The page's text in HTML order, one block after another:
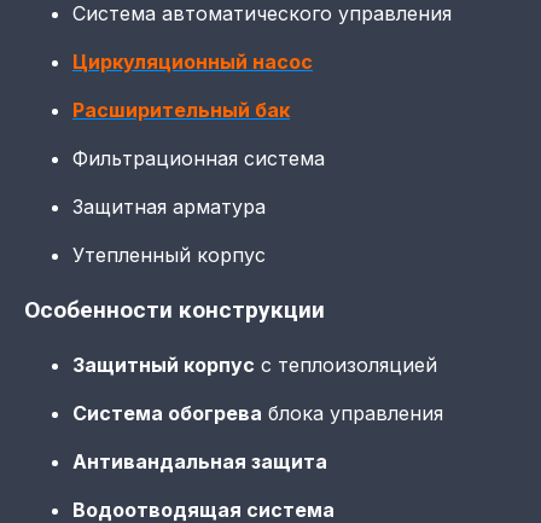
Система автоматического управления
Циркуляционный насос
Расширительный бак
Фильтрационная система
Защитная арматура
Утепленный корпус
Особенности конструкции
Защитный корпус с теплоизоляцией
Система обогрева блока управления
Антивандальная защита
Водоотводящая система